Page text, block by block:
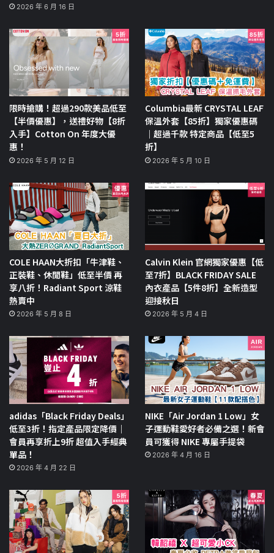
2026 年 6 月 16 日
限時搶購！超過290款美品低至
【半價優惠】，送禮好物【8折
入手】Cotton On 年度大優
惠！
2026 年 5 月 12 日
Columbia最新 CRYSTAL LEAF
保溫外套【85折】獨家優惠碼
｜超過千款 特定商品【低至5
折】
2026 年 5 月 10 日
COLE HAAN大折扣「牛津鞋、
正裝鞋、休閒鞋」低至半價 再
享八折！Radiant Sport 涼鞋
熱賣中
2026 年 5 月 8 日
Calvin Klein 官網獨家優惠【低
至7折】BLACK FRIDAY SALE
內衣產品【5件8折】全新造型
迎接秋日
2026 年 5 月 4 日
adidas「Black Friday Deals」
低至3折！指定產品限定降價｜
會員再享折上9折 超值入手經典
單品！
2026 年 4 月 22 日
NIKE「Air Jordan 1 Low」女
子運動鞋愛好者必備之選！新會
員可獲得 NIKE 專屬手提袋
2026 年 4 月 16 日